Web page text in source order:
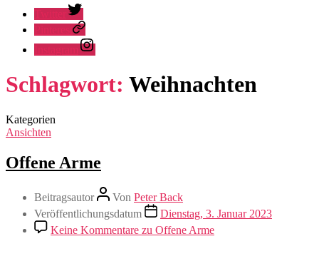
Schlagwort: Weihnachten
Kategorien
Ansichten
Offene Arme
Beitragsautor Von Peter Back
Veröffentlichungsdatum
Dienstag, 3. Januar 2023
Keine Kommentare zu Offene Arme